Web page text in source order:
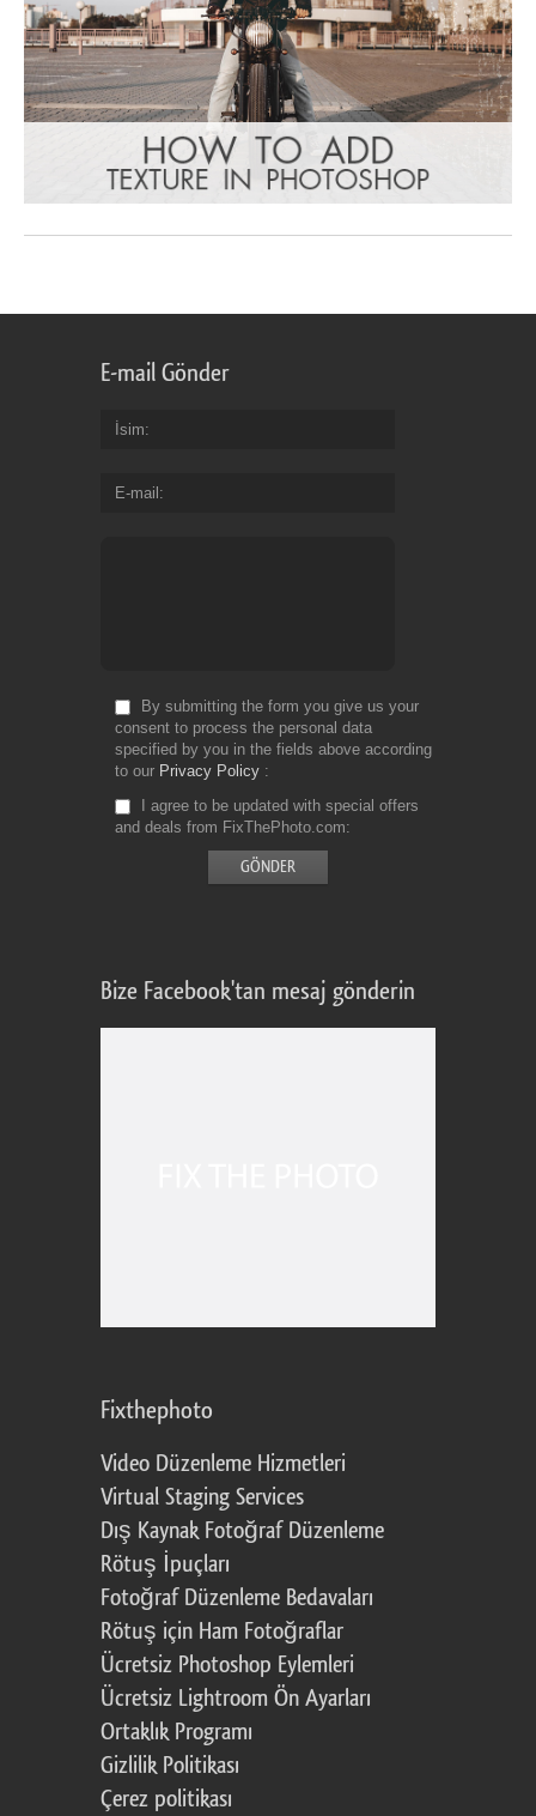
E-mail Gönder
İsim
E-mail
By submitting the form you give us your
consent to process the personal data
specified by you in the fields above according
to our Privacy Policy
I agree to be updated with special offers
and deals from FixThePhoto.com
Bize Facebook'tan mesaj gönderin
Fixthephoto
Video Düzenleme Hizmetleri
Virtual Staging Services
Dış Kaynak Fotoğraf Düzenleme
Rötuş İpuçları
Fotoğraf Düzenleme Bedavaları
Rötuş için Ham Fotoğraflar
Ücretsiz Photoshop Eylemleri
Ücretsiz Lightroom Ön Ayarları
Ortaklık Programı
Gizlilik Politikası
Çerez politikası